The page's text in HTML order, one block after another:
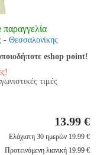
- Θεσσαλονίκης
eshop point!
τιμές
13.99 €
Ελάχιστη 30 ημερών 19.99 €
Προτεινόμενη λιανική 19.99 €